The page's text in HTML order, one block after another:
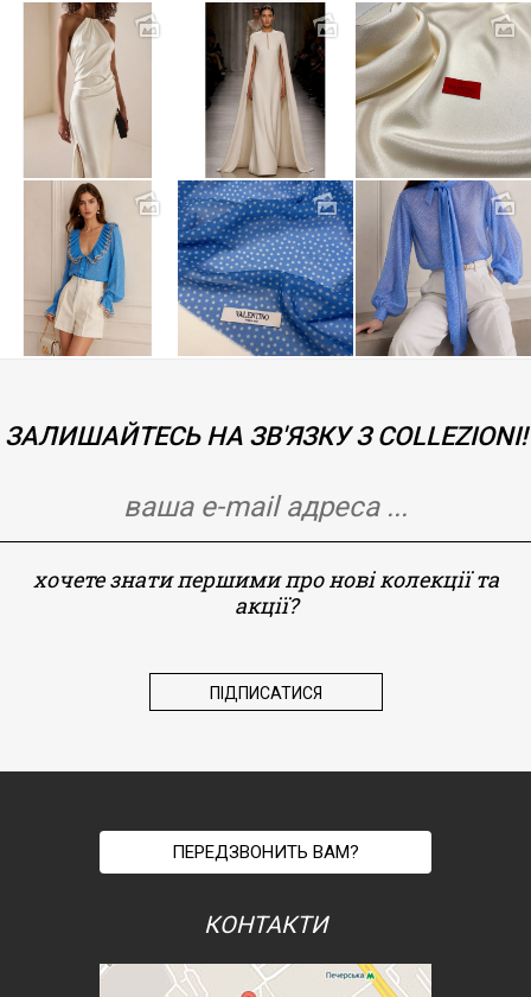
ЗАЛИШАЙТЕСЬ НА ЗВ'ЯЗКУ З COLLEZIONI!
хочете знати першими про нові колекції та
акції?
ПЕРЕДЗВОНИТЬ ВАМ?
КОНТАКТИ